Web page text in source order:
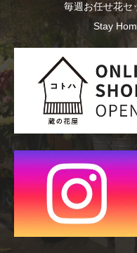
毎週お任せ花セ
Stay